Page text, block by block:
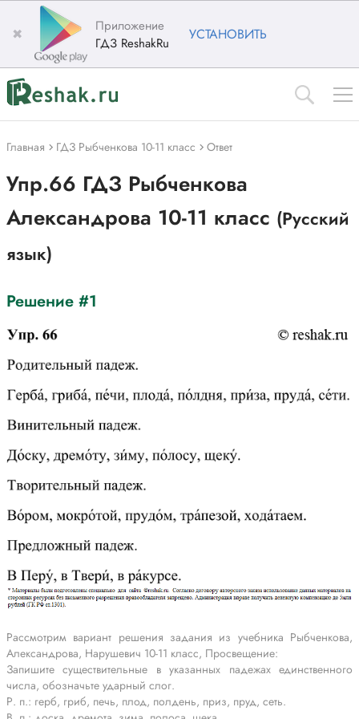
✖
Приложение
ГДЗ ReshakRu
УСТАНОВИТЬ
Главная ГДЗ Рыбченкова 10-11 класс Ответ
Упр.66 ГДЗ Рыбченкова
Александрова 10-11 класс (Русский
язык)
Решение #1
Рассмотрим вариант решения задания из учебника Рыбченкова,
Александрова, Нарушевич 10-11 класс, Просвещение:
Запишите существительные в указанных падежах единственного
числа, обозначьте ударный слог.
Р. п.: герб, гриб, печь, плод, полдень, приз, пруд, сеть.